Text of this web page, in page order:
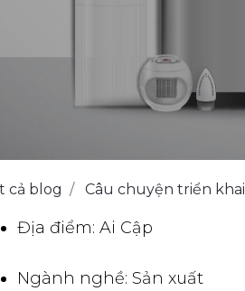
cả blog Câu chuyện triển khai
Địa điểm: Ai Cập
Ngành nghề: Sản xuất